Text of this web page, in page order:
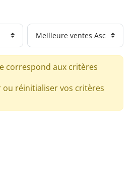
correspond aux critères
ou réinitialiser vos critères